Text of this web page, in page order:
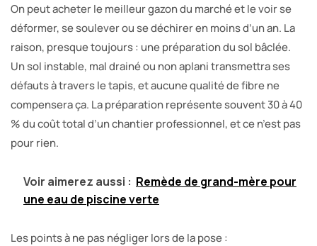
On peut acheter le meilleur gazon du marché et le voir se
déformer, se soulever ou se déchirer en moins d’un an. La
raison, presque toujours : une préparation du sol bâclée.
Un sol instable, mal drainé ou non aplani transmettra ses
défauts à travers le tapis, et aucune qualité de fibre ne
compensera ça. La préparation représente souvent 30 à 40
% du coût total d’un chantier professionnel, et ce n’est pas
pour rien.
Voir aimerez aussi : Remède de grand-mère pour
une eau de piscine verte
Les points à ne pas négliger lors de la pose :